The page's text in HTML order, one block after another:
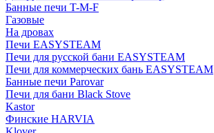
Банные печи T-M-F
Газовые
На дровах
Печи EASYSTEAM
Печи для русской бани EASYSTEAM
Печи для коммерческих бань EASYSTEAM
Банные печи Parovar
Печи для бани Black Stove
Kastor
Финские HARVIA